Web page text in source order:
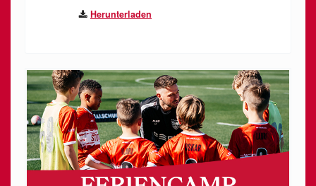
Herunterladen